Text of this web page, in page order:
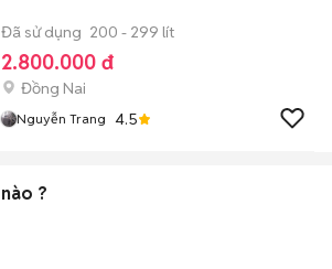
Đã sử dụng 200 - 299 lít
2.800.000 đ
Đồng Nai
Nguyễn Trang 4.5
nào ?